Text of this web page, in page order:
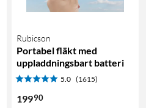
Rubicson
Portabel fläkt med
uppladdningsbart batteri
5.0 (1615)
19990